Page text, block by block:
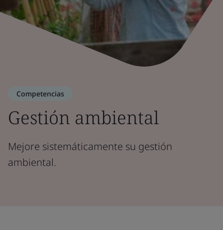
Competencias
Gestión ambiental
Mejore sistemáticamente su gestión
ambiental.